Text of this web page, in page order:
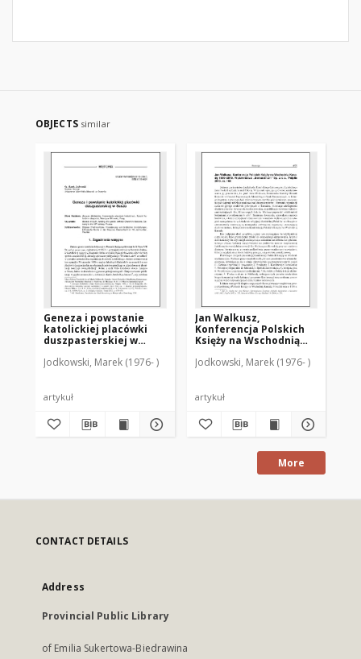
OBJECTS similar
Geneza i powstanie
katolickiej placówki
duszpasterskiej w
Jodkowski, Marek (1976- )
artykuł
Jan Walkusz,
Konferencja Polskich
Księży na Wschodnią
[recenzja]
Jodkowski, Marek (1976- )
artykuł
More
CONTACT DETAILS
Address
Provincial Public Library
of Emilia Sukertowa-Biedrawina